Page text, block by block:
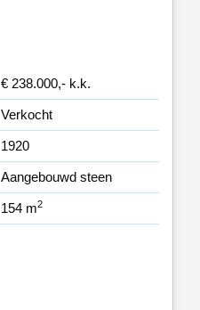
€ 238.000,- k.k.
Verkocht
1920
Aangebouwd steen
154 m2